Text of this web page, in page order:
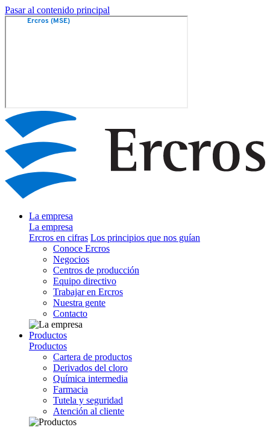
Pasar al contenido principal
La empresa
La empresa
Ercros en cifras Los principios que nos guían
Conoce Ercros
Negocios
Centros de producción
Equipo directivo
Trabajar en Ercros
Nuestra gente
Contacto
Productos
Productos
Cartera de productos
Derivados del cloro
Química intermedia
Farmacia
Tutela y seguridad
Atención al cliente